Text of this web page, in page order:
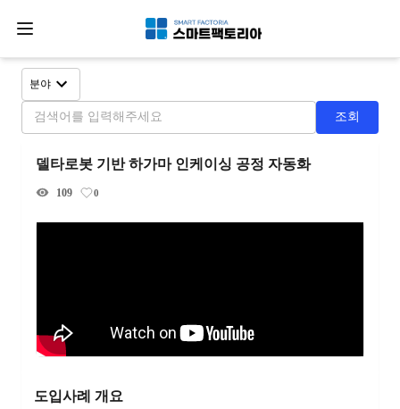
분야
조회
델타로봇 기반 하가마 인케이싱 공정 자동화
109 0
도입사례 개요